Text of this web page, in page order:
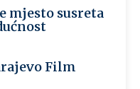
mjesto susreta
Film